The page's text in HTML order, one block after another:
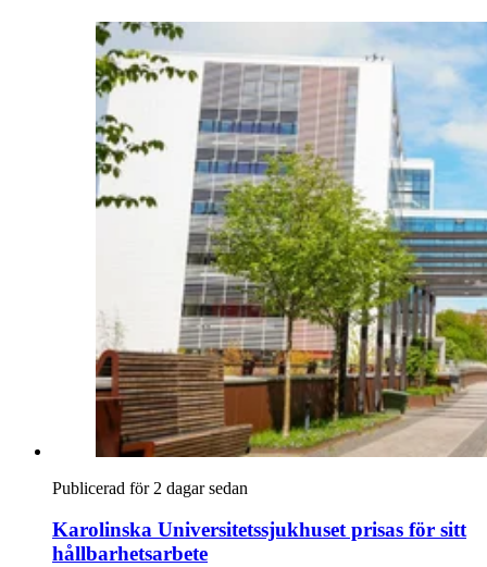
Publicerad för 2 dagar sedan
Karolinska Universitetssjukhuset prisas för sitt
hållbarhetsarbete